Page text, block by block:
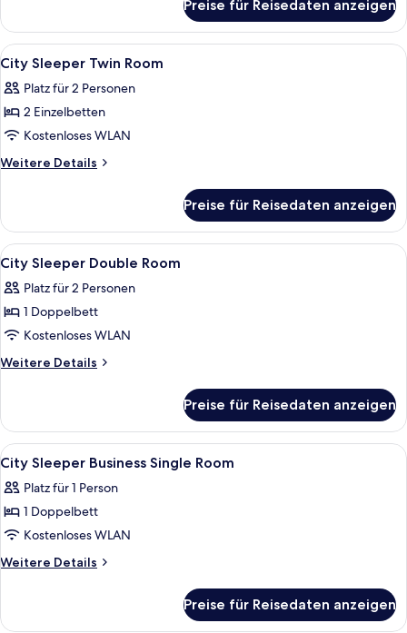
Verbindungszimmer
Preise für Reisedaten anzeigen
Alle
Fotos
für
City
Sleeper
Twin
Zimmersafe, Bügeleisen/Bügelbrett,
2
City Sleeper Twin Room
Platz für 2 Personen
2 Einzelbetten
Kostenloses WLAN
Weitere Details
Weitere
Sleeper
Twin
Room
Preise für Reisedaten anzeigen
Alle
Fotos
für
City
Sleeper
Double
Zimmersafe, Bügeleisen/Bügelbrett,
5
City Sleeper Double Room
Platz für 2 Personen
1 Doppelbett
Kostenloses WLAN
Weitere Details
Weitere
Sleeper
Double
Room
Preise für Reisedaten anzeigen
Alle
Fotos
für
City
Sleeper
Business
anzeigen
Zimmersafe, Bügeleisen/Bügelbrett,
4
City Sleeper Business Single Room
Platz für 1 Person
1 Doppelbett
Kostenloses WLAN
Weitere Details
Weitere
Sleeper
Preise für Reisedaten anzeigen